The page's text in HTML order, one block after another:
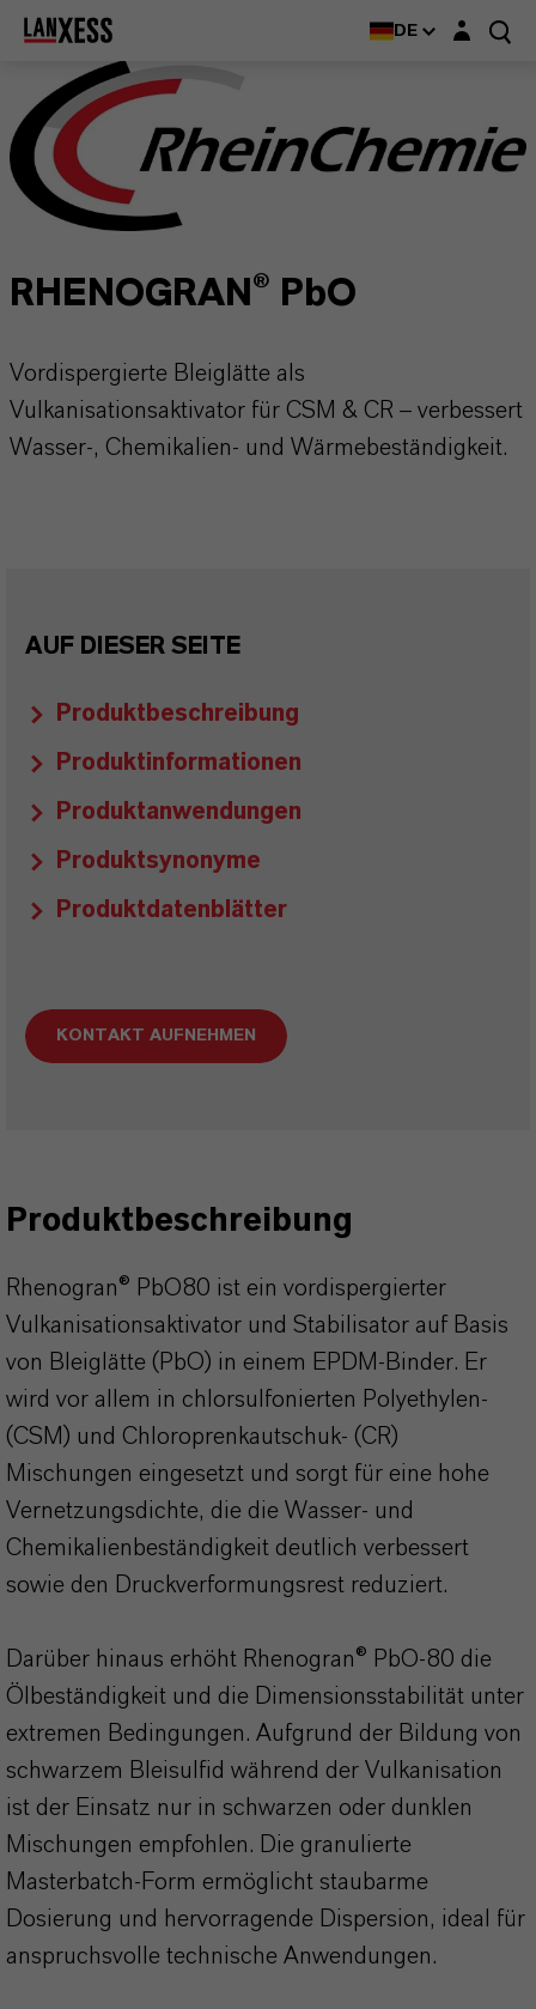
DE Login-Maske
RHENOGRAN® PbO
Vordispergierte Bleiglätte als
Vulkanisationsaktivator für CSM & CR – verbessert
Wasser-, Chemikalien- und Wärmebeständigkeit.
AUF DIESER SEITE
Produktbeschreibung
Produktinformationen
Produktanwendungen
Produktsynonyme
Produktdatenblätter
KONTAKT AUFNEHMEN
Produktbeschreibung
Rhenogran® PbO80 ist ein vordispergierter
Vulkanisationsaktivator und Stabilisator auf Basis
von Bleiglätte (PbO) in einem EPDM-Binder. Er
wird vor allem in chlorsulfonierten Polyethylen-
(CSM) und Chloroprenkautschuk- (CR)
Mischungen eingesetzt und sorgt für eine hohe
Vernetzungsdichte, die die Wasser- und
Chemikalienbeständigkeit deutlich verbessert
sowie den Druckverformungsrest reduziert.
Darüber hinaus erhöht Rhenogran® PbO-80 die
Ölbeständigkeit und die Dimensionsstabilität unter
extremen Bedingungen. Aufgrund der Bildung von
schwarzem Bleisulfid während der Vulkanisation
ist der Einsatz nur in schwarzen oder dunklen
Mischungen empfohlen. Die granulierte
Masterbatch-Form ermöglicht staubarme
Dosierung und hervorragende Dispersion, ideal für
anspruchsvolle technische Anwendungen.